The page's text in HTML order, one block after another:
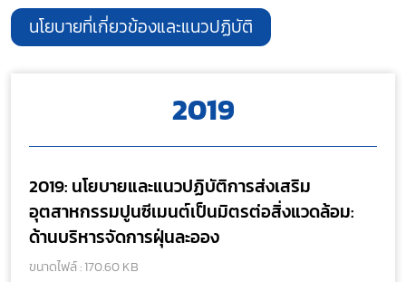
นโยบายที่เกี่ยวข้องและแนวปฏิบัติ
2019
2019: นโยบายและแนวปฏิบัติการส่งเสริม
อุตสาหกรรมปูนซีเมนต์เป็นมิตรต่อสิ่งแวดล้อม:
ด้านบริหารจัดการฝุ่นละออง
ขนาดไฟล์ : 170.60 KB